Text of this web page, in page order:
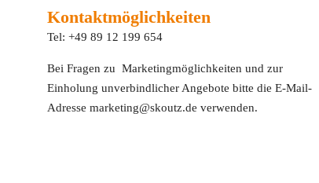
Kontaktmöglichkeiten
Tel: +49 89 12 199 654
Bei Fragen zu Marketingmöglichkeiten und zur
Einholung unverbindlicher Angebote bitte die E-Mail-
Adresse marketing@skoutz.de verwenden.